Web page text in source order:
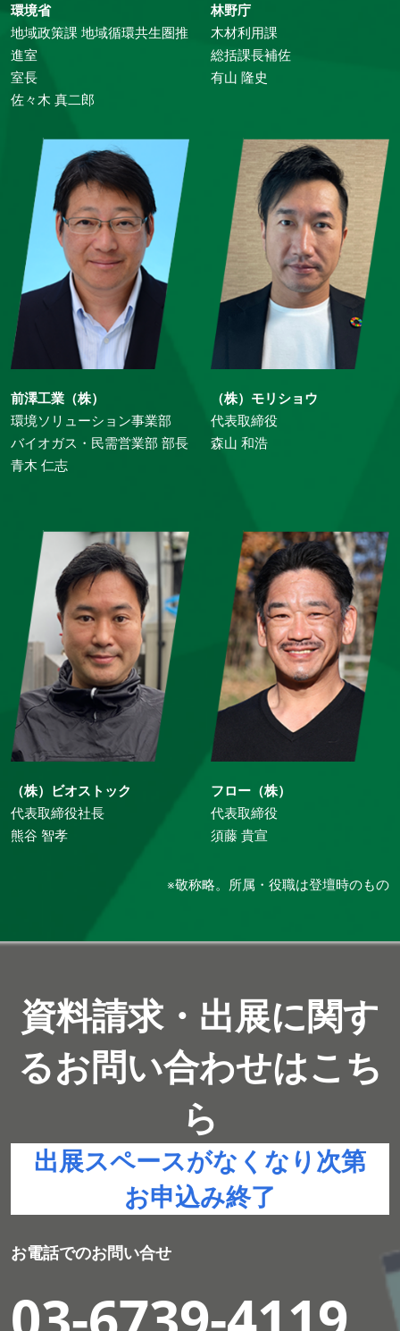
環境省
地域政策課 地域循環共生圏推
進室
室長
佐々木 真二郎
林野庁
木材利用課
総括課長補佐
有山 隆史
前澤工業（株）
環境ソリューション事業部
バイオガス・民需営業部 部長
青木 仁志
（株）モリショウ
代表取締役
森山 和浩
（株）ビオストック
代表取締役社長
熊谷 智孝
フロー（株）
代表取締役
須藤 貴宣
※敬称略。所属・役職は登壇時のもの
資料請求・出展に関す
るお問い合わせはこち
ら
出展スペースがなくなり次第
お申込み終了
お電話でのお問い合せ